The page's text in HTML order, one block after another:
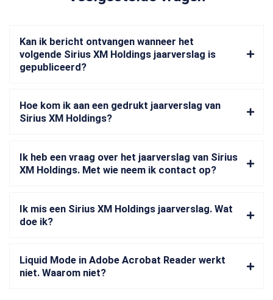
Kan ik bericht ontvangen wanneer het
volgende Sirius XM Holdings jaarverslag is
gepubliceerd?
Hoe kom ik aan een gedrukt jaarverslag van
Sirius XM Holdings?
Ik heb een vraag over het jaarverslag van Sirius
XM Holdings. Met wie neem ik contact op?
Ik mis een Sirius XM Holdings jaarverslag. Wat
doe ik?
Liquid Mode in Adobe Acrobat Reader werkt
niet. Waarom niet?